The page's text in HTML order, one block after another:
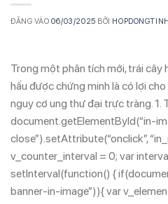
ĐĂNG VÀO06/03/2025 BỞI
Trong một phân tích mới, trái cây
hấu được chứng minh là có lợi
nguy cơ ung thư đại trực tràng. 1.
document.getElementById(“in-
close”).setAttribute(“onclick”,
v_counter_interval = 0; var
setInterval(function() {
banner-in-image”)){ var